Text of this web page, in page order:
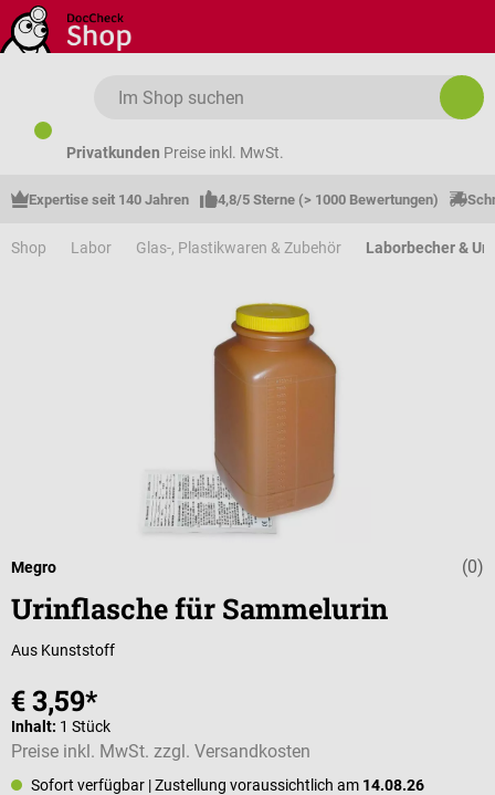
Zum Hauptinhalt springen
Privatkunden Preise inkl. MwSt.
Expertise seit 140 Jahren 4,8/5 Sterne (> 1000 Bewertungen)
Shop Labor Glas-, Plastikwaren & Zubehör Laborbecher &
(0)
Megro
Urinflasche für Sammelurin
Aus Kunststoff
€ 3,59*
Inhalt: 1 Stück
Preise inkl. MwSt. zzgl. Versandkosten
Sofort verfügbar | Zustellung voraussichtlich am 14.08.26